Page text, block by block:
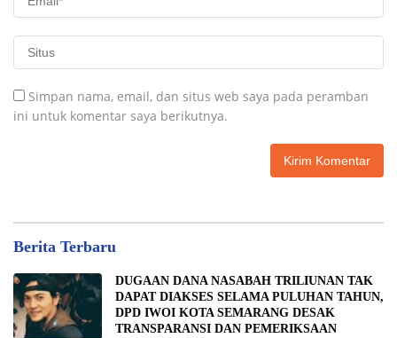
Simpan nama, email, dan situs web saya pada peramban
ini untuk komentar saya berikutnya.
Berita Terbaru
DUGAAN DANA NASABAH TRILIUNAN TAK
DAPAT DIAKSES SELAMA PULUHAN TAHUN,
DPD IWOI KOTA SEMARANG DESAK
TRANSPARANSI DAN PEMERIKSAAN